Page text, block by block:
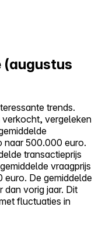
(augustus
trends.
vergeleken
naar 500.000 euro.
transactieprijs
vraagprijs
De gemiddelde
dan vorig jaar. Dit
fluctuaties in